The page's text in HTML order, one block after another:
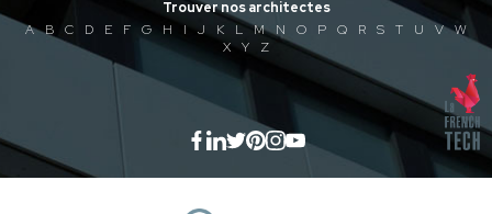
Trouver nos architectes
A
B C D E F G H I J K L M N O P Q R S T U V
W
X
Y Z